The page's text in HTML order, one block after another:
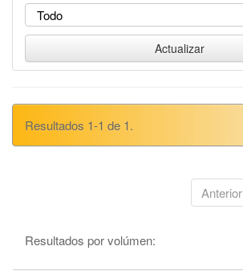
Resultados 1-1 de 1.
Anterior
Resultados por volúmen: